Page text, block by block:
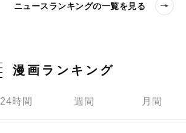
ニュースランキングの一覧を見る
漫画ランキング
24時間 週間 月間